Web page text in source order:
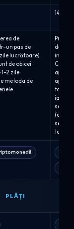
14
de
un pas de
lucrătoare).
de obicei
zile
metoda de
de
toate
iar
soldul
(acolo
PLĂȚI